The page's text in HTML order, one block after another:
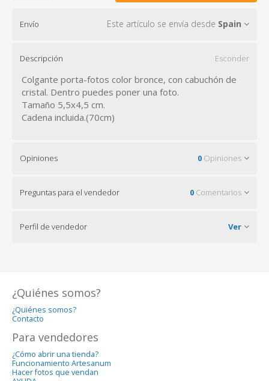
Envío Este artículo se envía desde Spain
Descripción Esconder
Colgante porta-fotos color bronce, con cabuchón de
cristal. Dentro puedes poner una foto.
Tamaño 5,5x4,5 cm.
Cadena incluida.(70cm)
Opiniones 0 Opiniones
Preguntas para el vendedor 0 Comentarios
Perfil de vendedor Ver
¿Quiénes somos?
¿Quiénes somos?
Contacto
Para vendedores
¿Cómo abrir una tienda?
Funcionamiento Artesanum
Hacer fotos que vendan